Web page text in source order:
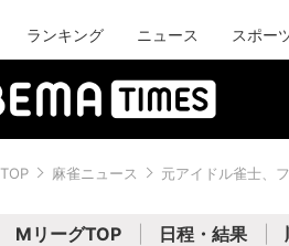
ランキング ニュース スポー
TOP 麻雀ニュース 元アイドル雀士、
MリーグTOP 日程・結果